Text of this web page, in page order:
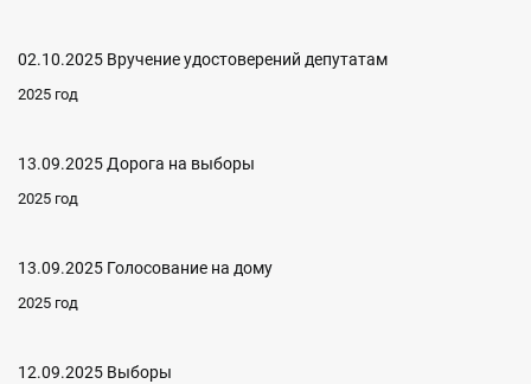
02.10.2025 Вручение удостоверений депутатам
2025 год
13.09.2025 Дорога на выборы
2025 год
13.09.2025 Голосование на дому
2025 год
12.09.2025 Выборы